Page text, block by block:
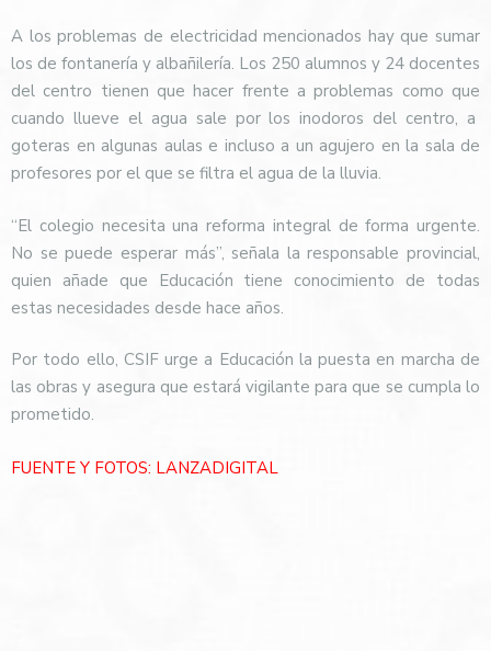
A los problemas de electricidad mencionados hay que sumar
los de fontanería y albañilería. Los 250 alumnos y 24 docentes
del centro tienen que hacer frente a problemas como que
cuando llueve el agua sale por los inodoros del centro, a
goteras en algunas aulas e incluso a un agujero en la sala de
profesores por el que se filtra el agua de la lluvia.
“El colegio necesita una reforma integral de forma urgente.
No se puede esperar más”, señala la responsable provincial,
quien añade que Educación tiene conocimiento de todas
estas necesidades desde hace años.
Por todo ello, CSIF urge a Educación la puesta en marcha de
las obras y asegura que estará vigilante para que se cumpla lo
prometido.
FUENTE Y FOTOS: LANZADIGITAL